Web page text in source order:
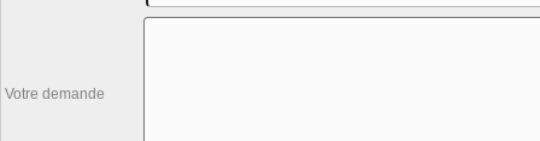
Votre demande